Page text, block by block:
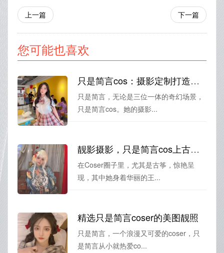
上一篇 下一篇
您可能也喜欢
只是简言cos：摄影定制打造经典
只是简言，无论是三位一体的奇幻场景，
只是简言cos。她的摄影...
靓影摄影，只是简言cos上古王冠原图惊艳呈现
在Coser圈子里，尤其是古筝，惊艳呈
现，其中她身着华丽的王...
精选只是简言coser的美图靓照
只是简言，一个浪漫又可爱的coser，只
是简言从小就热爱co...